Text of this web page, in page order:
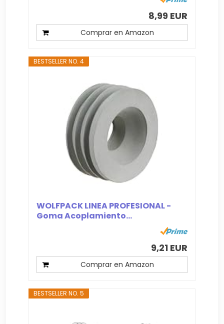
8,99 EUR
Comprar en Amazon
BESTSELLER NO. 4
WOLFPACK LINEA PROFESIONAL -
Goma Acoplamiento...
9,21 EUR
Comprar en Amazon
BESTSELLER NO. 5